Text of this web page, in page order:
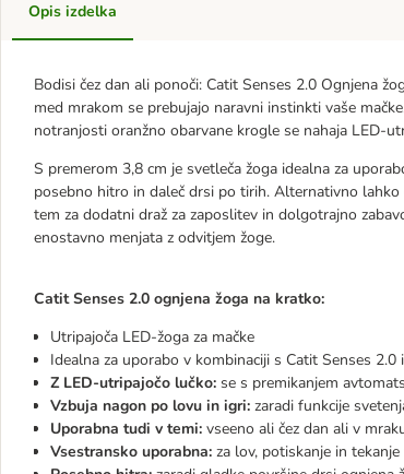
Opis izdelka
Bodisi čez dan ali ponoči: Catit Senses 2.0 Ognjena
med mrakom se prebujajo naravni instinkti vaše
notranjosti oranžno obarvane krogle se nahaja LED-
S premerom 3,8 cm je svetleča žoga idealna za
posebno hitro in daleč drsi po tirih. Alternativno
tem za dodatni draž za zaposlitev in dolgotrajno
enostavno menjata z odvitjem žoge.
Catit Senses 2.0 ognjena žoga na kratko:
Utripajoča LED-žoga za mačke
Idealna za uporabo v kombinaciji s Catit Senses 2.0
Z LED-utripajočo lučko: se s premikanjem
Vzbuja nagon po lovu in igri: zaradi funkcije
Uporabna tudi v temi: vseeno ali čez dan ali v
Vsestransko uporabna: za lov, potiskanje in